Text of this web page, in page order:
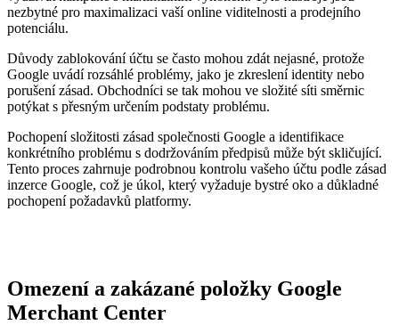
nezbytné pro maximalizaci vaší online viditelnosti a prodejního
potenciálu.
Důvody zablokování účtu se často mohou zdát nejasné, protože
Google uvádí rozsáhlé problémy, jako je zkreslení identity nebo
porušení zásad. Obchodníci se tak mohou ve složité síti směrnic
potýkat s přesným určením podstaty problému.
Pochopení složitosti zásad společnosti Google a identifikace
konkrétního problému s dodržováním předpisů může být skličující.
Tento proces zahrnuje podrobnou kontrolu vašeho účtu podle zásad
inzerce Google, což je úkol, který vyžaduje bystré oko a důkladné
pochopení požadavků platformy.
Omezení a zakázané položky Google
Merchant Center